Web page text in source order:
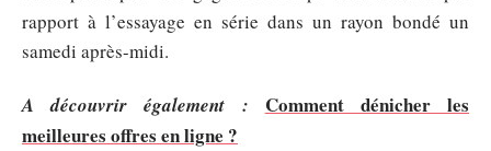
rapport à l’essayage en série dans un rayon bondé un
samedi après-midi.
A découvrir également :
Comment dénicher les
meilleures offres en ligne ?